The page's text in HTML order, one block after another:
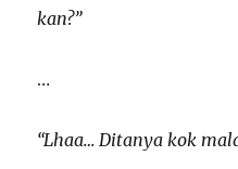
kan?”
…
“Lhaa… Ditanya kok